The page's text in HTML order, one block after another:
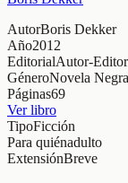
AutorBoris Dekker
Año2012
EditorialAutor-Editor
GéneroNovela
Páginas69
Ver libro
TipoFicción
Para quiénadulto
ExtensiónBreve